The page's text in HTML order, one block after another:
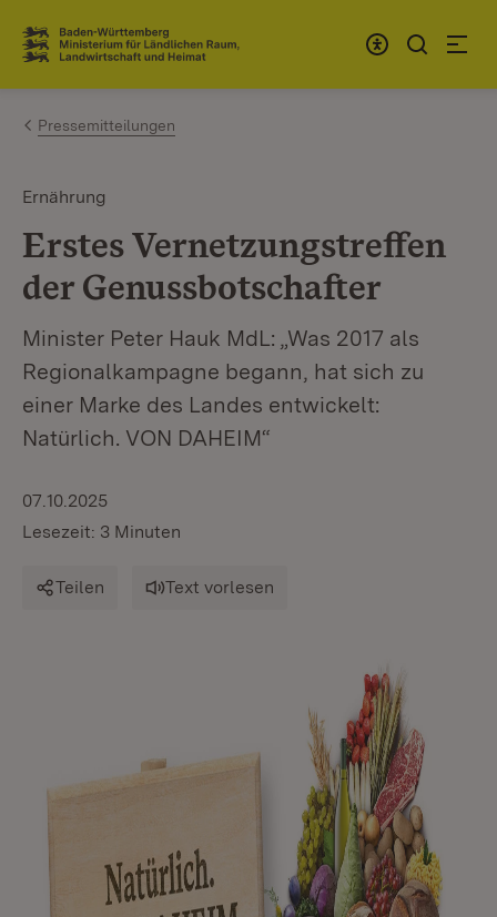
Zum Inhalt springen
Link zur Startseite
Pressemitteilungen
Ernährung
Erstes Vernetzungstreffen
der Genussbotschafter
Minister Peter Hauk MdL: „Was 2017 als
Regionalkampagne begann, hat sich zu
einer Marke des Landes entwickelt:
Natürlich. VON DAHEIM“
07.10.2025
Lesezeit: 3 Minuten
Teilen Text vorlesen